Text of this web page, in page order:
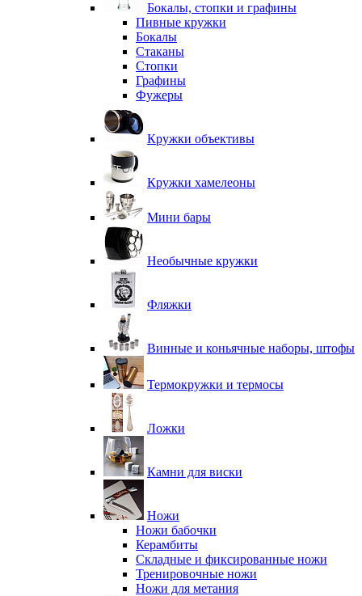
Бокалы, стопки и графины
Пивные кружки
Бокалы
Стаканы
Стопки
Графины
Фужеры
Кружки объективы
Кружки хамелеоны
Мини бары
Необычные кружки
Фляжки
Винные и коньячные наборы, штофы
Термокружки и термосы
Ложки
Камни для виски
Ножи
Ножи бабочки
Керамбиты
Складные и фиксированные ножи
Тренировочные ножи
Ножи для метания